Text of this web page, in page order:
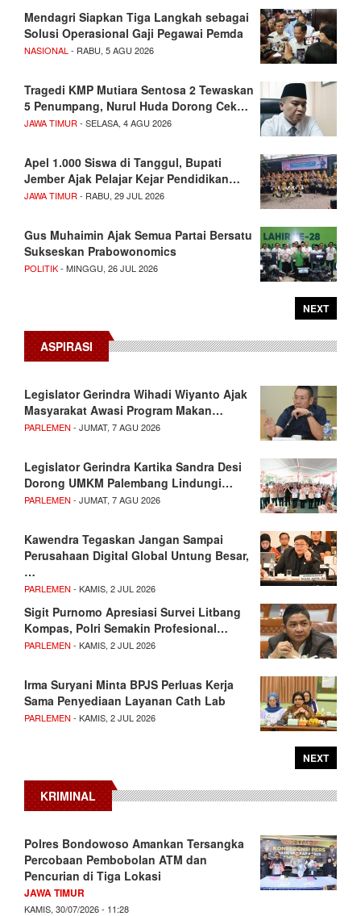
Mendagri Siapkan Tiga Langkah sebagai
Solusi Operasional Gaji Pegawai Pemda
NASIONAL - RABU, 5 AGU 2026
Tragedi KMP Mutiara Sentosa 2 Tewaskan
5 Penumpang, Nurul Huda Dorong Cek…
JAWA TIMUR - SELASA, 4 AGU 2026
Apel 1.000 Siswa di Tanggul, Bupati
Jember Ajak Pelajar Kejar Pendidikan…
JAWA TIMUR - RABU, 29 JUL 2026
Gus Muhaimin Ajak Semua Partai Bersatu
Sukseskan Prabowonomics
POLITIK- MINGGU, 26 JUL 2026
NEXT
ASPIRASI
Legislator Gerindra Wihadi Wiyanto Ajak
Masyarakat Awasi Program Makan…
PARLEMEN - JUMAT, 7 AGU 2026
Legislator Gerindra Kartika Sandra Desi
Dorong UMKM Palembang Lindungi…
PARLEMEN - JUMAT, 7 AGU 2026
Kawendra Tegaskan Jangan Sampai
Perusahaan Digital Global Untung Besar,
…
PARLEMEN - KAMIS, 2 JUL 2026
Sigit Purnomo Apresiasi Survei Litbang
Kompas, Polri Semakin Profesional…
PARLEMEN - KAMIS, 2 JUL 2026
Irma Suryani Minta BPJS Perluas Kerja
Sama Penyediaan Layanan Cath Lab
PARLEMEN - KAMIS, 2 JUL 2026
NEXT
KRIMINAL
Polres Bondowoso Amankan Tersangka
Percobaan Pembobolan ATM dan
Pencurian di Tiga Lokasi
JAWA TIMUR
KAMIS, 30/07/2026 - 11:28